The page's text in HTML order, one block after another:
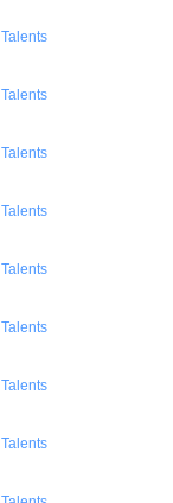
Talents
Talents
Talents
Talents
Talents
Talents
Talents
Talents